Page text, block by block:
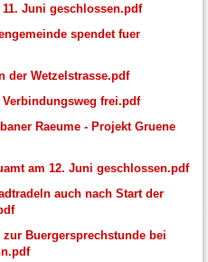
11. Juni geschlossen.pdf
spendet fuer
der Wetzelstrasse.pdf
frei.pdf
Raeume - Projekt Gruene
am 12. Juni geschlossen.pdf
auch nach Start der
Buergersprechstunde bei